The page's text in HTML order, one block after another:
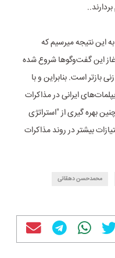
این نتیجه میرسیم که
با آغاز این گفت‌و‌گوها شروع شده
بازتر است. بنابراین و با
ایرانی در مذاکرات
بهره گیری از "استراتژی
بیشتر در روند مذاکرات
محمدحسن دهقانی